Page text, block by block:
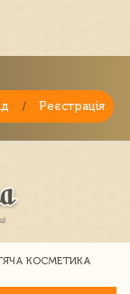
/ Реєстрація
КОСМЕТИКА